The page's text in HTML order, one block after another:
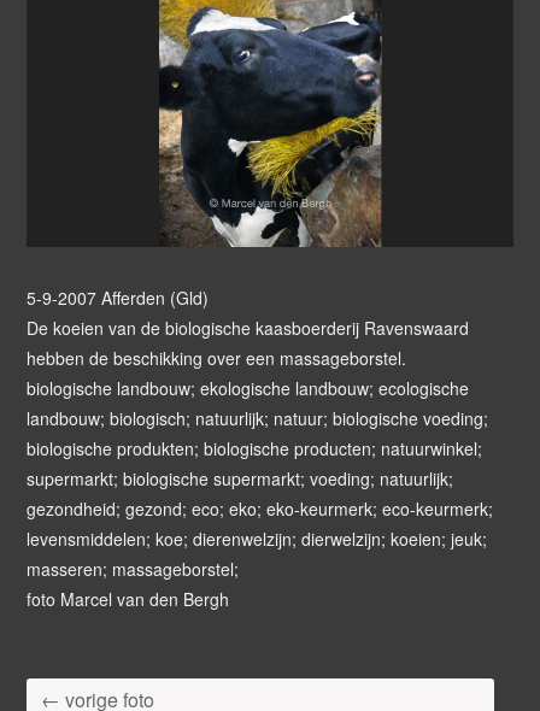
5-9-2007 Afferden (Gld)
De koeien van de biologische kaasboerderij Ravenswaard
hebben de beschikking over een massageborstel.
biologische landbouw; ekologische landbouw; ecologische
landbouw; biologisch; natuurlijk; natuur; biologische voeding;
biologische produkten; biologische producten; natuurwinkel;
supermarkt; biologische supermarkt; voeding; natuurlijk;
gezondheid; gezond; eco; eko; eko-keurmerk; eco-keurmerk;
levensmiddelen; koe; dierenwelzijn; dierwelzijn; koeien; jeuk;
masseren; massageborstel;
foto Marcel van den Bergh
← vorige foto